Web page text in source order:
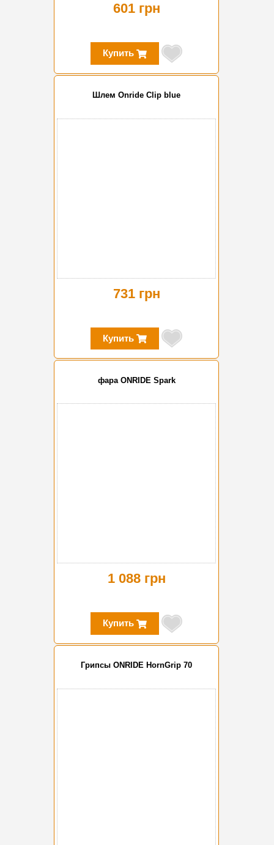
601 грн
Купить
Шлем Onride Clip blue
731 грн
Купить
фара ONRIDE Spark
1 088 грн
Купить
Грипсы ONRIDE HornGrip 70